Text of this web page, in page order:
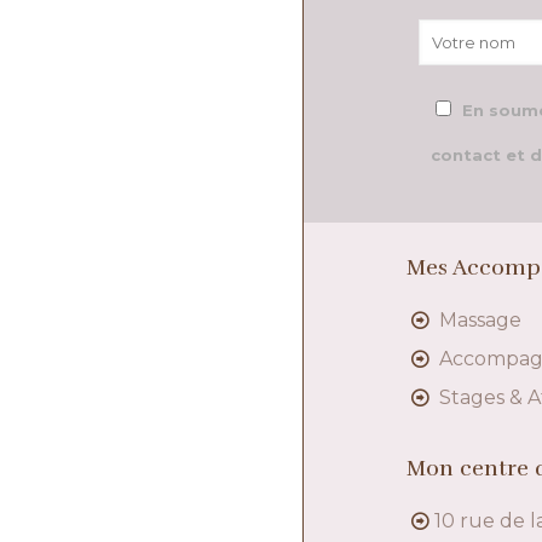
En
contact et
Mes
Massage
Stages &
Mon centre
10 rue de